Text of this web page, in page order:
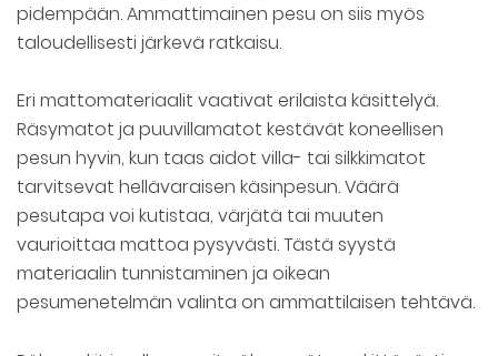
pidempään. Ammattimainen pesu on siis myös
taloudellisesti järkevä ratkaisu.
Eri mattomateriaalit vaativat erilaista käsittelyä.
Räsymatot ja puuvillamatot kestävät koneellisen
pesun hyvin, kun taas aidot villa- tai silkkimatot
tarvitsevat hellävaraisen käsinpesun. Väärä
pesutapa voi kutistaa, värjätä tai muuten
vaurioittaa mattoa pysyvästi. Tästä syystä
materiaalin tunnistaminen ja oikean
pesumenetelmän valinta on ammattilaisen tehtävä.